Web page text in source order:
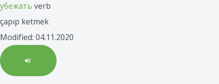
убежать verb
çapıp ketmek
Modified: 04.11.2020